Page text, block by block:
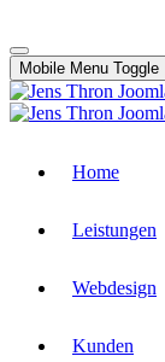
Mobile Menu Toggle
Home
Leistungen
Webdesign
Kunden